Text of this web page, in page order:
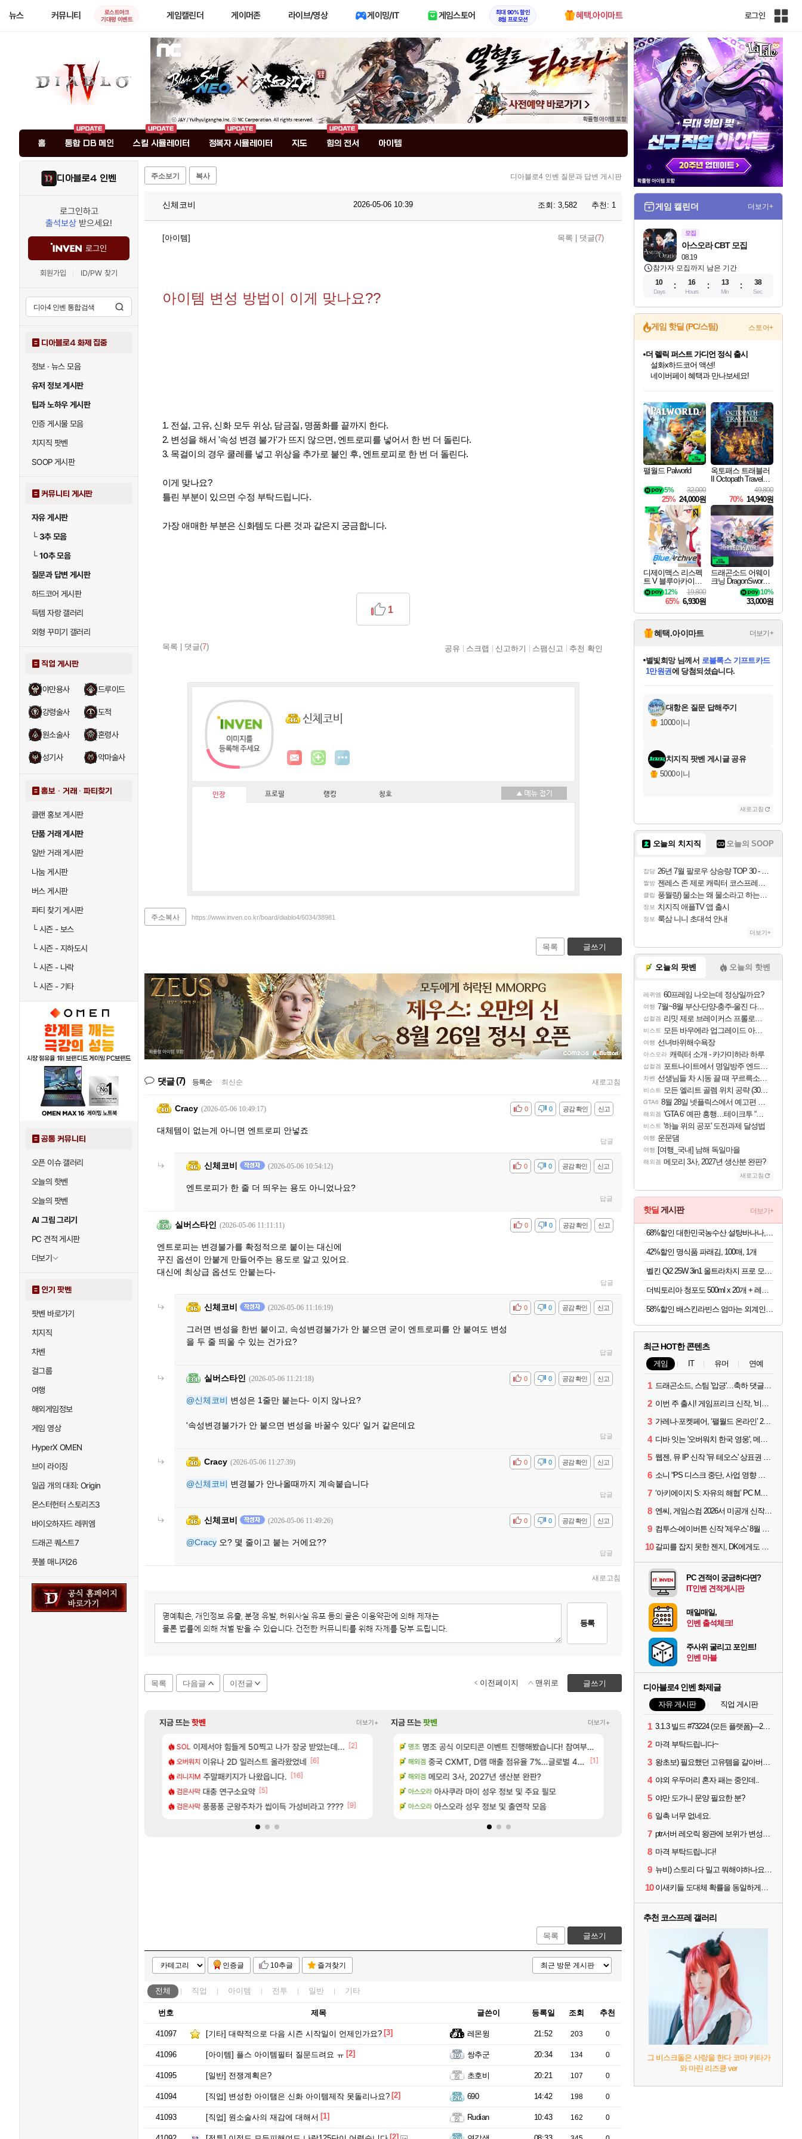
뉴스 커뮤니티
로스트아크
기대평 이벤트
게임캘린더 게이머존 라이브/영상 게이밍/IT 게임스토어
최대 90% 할인
8월 프로모션
혜택.아이마트 로그인
인
체
사
트
맵
홈 통합 DB 메인 스킬 시뮬레이터 정복자 시뮬레이터 지도 힘의 전서 아이템
디아블로4 인벤
로그인하고
출석보상 받으세요!
로그인
회원가입 ID/PW 찾기
디아블로4 화제 집중
정보 · 뉴스 모음
유저 정보 게시판
팁과 노하우 게시판
인증 게시물 모음
치지직 팟벤
SOOP 게시판
커뮤니티 게시판
자유 게시판
└3추 모음
└10추 모음
질문과 답변 게시판
하드코어 게시판
득템 자랑 갤러리
외형 꾸미기 갤러리
직업 게시판
야만용사 드루이드
강령술사 도적
원소술사 혼령사
성기사 악마술사
홍보 · 거래 · 파티찾기
클랜 홍보 게시판
단품 거래 게시판
일반 거래 게시판
나눔 게시판
버스 게시판
파티 찾기 게시판
└시즌 - 보스
└시즌 - 지하도시
└시즌 - 나락
└시즌 - 기타
공통 커뮤니티
오픈 이슈 갤러리
오늘의 핫벤
오늘의 팟벤
AI 그림 그리기
PC 견적 게시판
더보기
인기 팟벤
팟벤 바로가기
치지직
차벤
걸그룹
여행
해외게임정보
게임 영상
HyperX OMEN
브이 라이징
일곱 개의 대죄: Origin
몬스터헌터 스토리즈3
바이오하자드 레퀴엠
드래곤 퀘스트7
풋볼 매니저26
주소보기 복사 디아블로4 인벤 질문과 답변 게시판
신체코비 2026-05-06 10:39 조회: 3,582 추천: 1
[아이템] 목록 댓글(7)
아이템 변성 방법이 이게 맞나요??
1. 전설, 고유, 신화 모두 위상, 담금질, 명품화를 끝까지 한다.
2. 변성을 해서 '속성 변경 불가'가 뜨지 않으면, 엔트로피를 넣어서 한 번 더 돌린다.
3. 목걸이의 경우 쿨레를 넣고 위상을 추가로 붙인 후, 엔트로피로 한 번 더 돌린다.
이게 맞나요?
틀린 부분이 있으면 수정 부탁드립니다.
가장 애매한 부분은 신화템도 다른 것과 같은지 궁금합니다.
목록 댓글(7)
1
공유 스크랩 신고하기 스팸신고 추천 확인
신체코비
인장 프로필 랭킹 칭호
주소복사 https://www.inven.co.kr/board/diablo4/6034/38981
목록 글쓰기
댓글(7) 등록순 최신순 새로고침
Cracy (2026-05-06 10:49:17) 신고
공감 확인
비공감 0
0
대체템이 없는게 아니면 엔트로피 안넣죠
답글
신체코비 (2026-05-06 10:54:12) 신고
공감 확인
비공감 0
0
엔트로피가 한 줄 더 띄우는 용도 아니었나요?
답글
실버스타인 (2026-05-06 11:11:11) 신고
공감 확인
비공감 0
0
엔트로피는 변경불가를 확정적으로 붙이는 대신에
꾸진 옵션이 안붙게 만들어주는 용도로 알고 있어요.
대신에 최상급 옵션도 안붙는다-
답글
신체코비 (2026-05-06 11:16:19) 신고
공감 확인
비공감 0
0
그러면 변성을 한번 붙이고, 속성변경불가가 안 붙으면 굳이 엔트로피를 안 붙여도 변성
을 두 줄 띄울 수 있는 건가요?
답글
실버스타인 (2026-05-06 11:21:18) 신고
공감 확인
비공감 0
0
@신체코비 변성은 1줄만 붙는다- 이지 않나요?
'속성변경불가가 안 붙으면 변성을 바꿀수 있다' 일거 같은데요
답글
Cracy (2026-05-06 11:27:39) 신고
공감 확인
비공감 0
0
@신체코비 변경불가 안나올때까지 계속붙습니다
답글
신체코비 (2026-05-06 11:49:26) 신고
공감 확인
비공감 0
0
@Cracy 오? 몇 줄이고 붙는 거에요??
답글
새로고침
등록
목록 다음글 이전글 글쓰기
이전페이지 맨위로
지금 뜨는핫벤 더보기+
SOL 이제서야 힘들게 50찍고 나가 장궁 받았는데... [2]
오버워치 이유나 2D 일러스트 올라왔었네 [6]
리니지M 주말패키지가 나왔읍니다. [16]
검은사막 대충 연구소요약 [5]
검은사막 풍풍풍 군왕주차가 씹이득 가성비라고 ???? [9]
메이플 베라서버 1위길드 내 대규모 인원이탈종용 추정사건
[254]
메이플 ㅇㅂ)진짜 개웃기네 ㅋㅋ [49]
메이플 씨발 컬프프 클릭 미스낫네 [120]
검은사막 환카라를 유 에크 교환 쪼매 서운함.. [17]
메이플 ☆무료☆ 템세팅 사이트 개발자입니다
후닝 780억 부자 아니였음??
환산 13만 스펙으로 삐져서 매주 수로 10만점 치고있으면 ㅋㅋ
주말패키지 결과.....
[5]
지금 뜨는팟벤 더보기+
비스트 모든 엘리트 골렘 위치 공략 (30개) - 방랑 결투가
아스오라 카가미하라 하루 성우 정보 및 주요 필모
비스트 모든 요리/작물 책 획득 위치 공략 (36개) - 미식가 도전과제
여행 선녀바위해수욕장
PV 라스트 에포크 시즌5 - 서리화신의 분노 티저
명조 명조 공식 이모티콘 이벤트 진행해봤습니다! 참여부터 추첨까지????
해외겜 중국 CXMT, D램 매출 점유율 7%…글로벌 4위로 부상
[1]
해외겜 메모리 3사, 2027년 생산분 완판?
아스오라 아사쿠라 마이 성우 정보 및 주요 필모
아스오라 아스오라 성우 정보 및 출연작 모음
아스오라 아키츠 아키나 성우 정보 및 주요 필모
[여행_국내] 남해 독일마을 [1]
리밋제로 프롤로그 테스트를 마치고.. (feat. 리아)
목록 글쓰기
인증글 10추글 즐겨찾기
전체 직업 아이템 전투 일반 기타
번호 제목 글쓴이 등록일 조회 추천
41097 [기타] 대략적으로 다음 시즌 시작일이 언제인가요? [3] 레몬윙 21:52 203 0
41096 [아이템] 플스 아이템필터 질문드려요 ㅠ [2] 쌍추군 20:34 134 0
41095 [일반] 전쟁계획은? 초호비 20:21 107 0
41094 [직업] 변성한 아이탬은 신화 아이템제작 못돌리나요? [2] 690 14:42 198 0
41093 [직업] 원소술사의 재감에 대해서 [1] Rudian 10:43 162 0
[2]
게임 캘린더 더보기+
모집
08.19
아스오라 CBT 모집
참가자 모집까지 남은 기간
10
Days
16
Hours
13
Min
36
Sec
게임 핫딜 (PC/스팀) 스토어+
최대 90% 할인가를 만나보세요!
네이버혜택과 함께 만나보세요!
50%할인&추가 적립까지!
네이버 포인트 혜택까지!
이니&베니 혜택까지!
네이버 혜택가와 함께 예약하세요!
할인&네이버혜택으로 만나보세요!
더 렐릭 퍼스트 가디언 정식 출시
설화x하드코어 액션!
네이버페이 혜택과 만나보세요!
40주년 프로모션으로 만나보세요!
할인가에 만나보세요!
일부 에디션 상시 할인!
혜택으로 예약 판매 중
편안하게 충전하세요
팰월드 Palworld
32,000
5%
25% 24,000원
옥토패스 트래블러
II Octopath Traveler I
49,800
70% 14,940원
디제이맥스 리스펙
트 V 블루아카이브
팩 DJMAX RESPE
CT V Blue Archive P
ack DLC
19,800
12%
65% 6,930원
드래곤소드 어웨이
크닝 DragonSword A
10%
33,000원
혜택.아이마트 더보기+
교환.
당첨되셨습니다.
당첨되셨습니다.
당첨되셨습니다.
별빛희망님께서 로블록스 기프트카드
1만원권에 당첨되셨습니다.
당첨되셨습니다.
당첨되셨습니다.
당첨되셨습니다.
당첨되셨습니다.
에디션 (스팀코드)를 교환.
당첨되셨습니다.
대항온 질문 답해주기
1000이니
치지직 팟벤 게시글 공유
5000이니
새로고침
오늘의 치지직 오늘의 SOOP
잡담 26년 7월 팔로우 상승량 TOP 30 - 월간 치지직
짤방 젠레스 존 제로 캐릭터 코스프레한 꽁주
클립 풍월량) 물소는 왜 물소라고 하는거야? 아! 그만 ㅋㅋ
정보 치지직 애플TV 앱 출시
정보 룩삼 니니 초대석 안내
더보기+
오늘의 팟벤 오늘의 핫벤
레퀴엠 60프레임 나오는데 정상일까요?
여행 7월~8월 부산-단양-충주-울진 다녀왔어요~
섭컬겜 리밋 제로 브레이커스 프롤로그 테스트 후기 영상 업로드
비스트 모든 바우에라 업그레이드 아이템 획득 위치 공략 (89개)
여행 선녀바위해수욕장
아스오라 캐릭터 소개 - 카가미하라 하루
섭컬겜 포트나이트에서 명일방주 엔드필드 [펠리카] 판매 예정
차벤 선생님들 차 시동 끌 때 꾸르륵소리나는데
비스트 모든 엘리트 골렘 위치 공략 (30개) - 방랑 결투가
GTA6 8월 28일 넷플릭스에서 예고편 공개 예정
해외겜 ‘GTA 6’ 예판 흥행…테이크투 “내부 예상 크게 넘어”
비스트 '하늘 위의 공포' 도전과제 달성법
여행 운문댐
여행 [여행_국내] 남해 독일마을
해외겜 메모리 3사, 2027년 생산분 완판?
새로고침
핫딜 게시판 더보기+
42%할인 명식품 파래김, 100매, 1개
58%할인 배스킨라빈스 엄마는 외계인 초코볼, 32g, 6개입, 2개
최근 HOT한 콘텐츠
게임 IT 유머 연예
1 드래곤소드, 스팀 '압긍'…축하 댓글 달고 게임 코드 받자!
2 이번 주 출시! 게임프리크 신작, '비스트 오브 리인카네이션'
3 가레나·포켓페어, ‘팰월드 온라인’ 2026년 출시 예고
4 디바 잇는 '오버워치 한국 영웅', 메카 파일럿 디몬 나온다
5 웹젠, 뮤 IP 신작 '뮤 테오스' 상표권 출원
6 소니 “PS 디스크 중단, 사업 영향 없다”
7 ‘아키에이지 S: 자유의 해협’ PC MMORPG로 개발한다
8 엔씨, 게임스컴 2026서 미공개 신작 최초 공개
9 컴투스-에이버튼 신작 '제우스' 8월 26일 출시…"모두를 위한 경쟁"
10 갈피를 잡지 못한 젠지, DK에게도 0:2 패배
PC 견적이 궁금하다면?
IT인벤 견적게시판
매일매일,
인벤 출석체크!
주사위 굴리고 포인트!
인벤 마블
디아블로4 인벤 화제글
자유 게시판 직업 게시판
1 3.1.3 빌드 #73224 (모든 플랫폼)—2026년 8월 13일
2 마격 부탁드립니다~
3 왕초보) 필요했던 고유템을 갈아버렸다 크흑.,..
4 야외 우두머리 혼자 패는 중인데..
5 야만 도가니 문양 필요한 분?
6 일촉 너무 없네요.
7 ptr서버 레오릭 왕관에 보위가 변성으로 붙으면 시즌 보석도 적용이 될까?
8 마격 부탁드립니다!
9 뉴비) 스토리 다 밀고 뭐해야하나요..??
10 이새키들 도대체 확률을 동일하게설정한게맞나?
추천 코스프레 갤러리
그 비스크돌은 사랑을 한다 코마 키타가
와 마린 리즈큥 ver